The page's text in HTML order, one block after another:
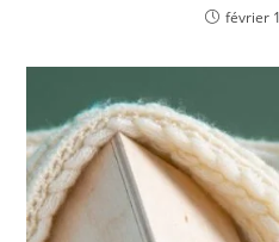
février